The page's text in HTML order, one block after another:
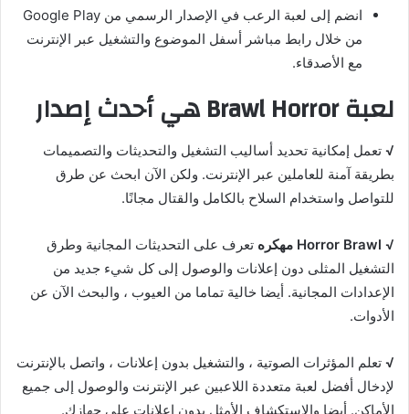
انضم إلى لعبة الرعب في الإصدار الرسمي من Google Play
من خلال رابط مباشر أسفل الموضوع والتشغيل عبر الإنترنت
مع الأصدقاء.
لعبة Brawl Horror هي أحدث إصدار
√ تعمل إمكانية تحديد أساليب التشغيل والتحديثات والتصميمات
بطريقة آمنة للعاملين عبر الإنترنت. ولكن الآن ابحث عن طرق
للتواصل واستخدام السلاح بالكامل والقتال مجانًا.
√ Horror Brawl مهكره
تعرف على التحديثات المجانية وطرق
التشغيل المثلى دون إعلانات والوصول إلى كل شيء جديد من
الإعدادات المجانية. أيضا خالية تماما من العيوب ، والبحث الآن عن
الأدوات.
√ تعلم المؤثرات الصوتية ، والتشغيل بدون إعلانات ، واتصل بالإنترنت
لإدخال أفضل لعبة متعددة اللاعبين عبر الإنترنت والوصول إلى جميع
الأماكن. أيضا والاستكشاف الأمثل بدون إعلانات على جهازك.